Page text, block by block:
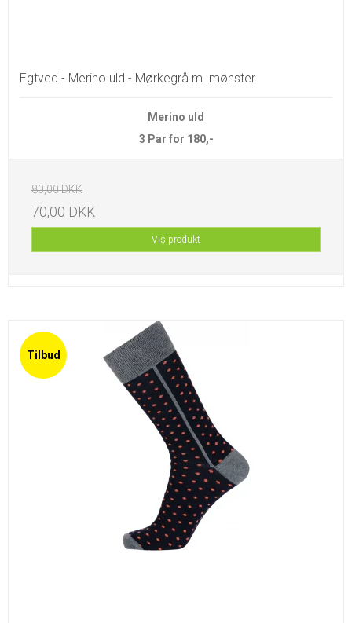
Egtved - Merino uld - Mørkegrå m. mønster
Merino uld
3 Par for 180,-
80,00 DKK
70,00 DKK
Vis produkt
Tilbud